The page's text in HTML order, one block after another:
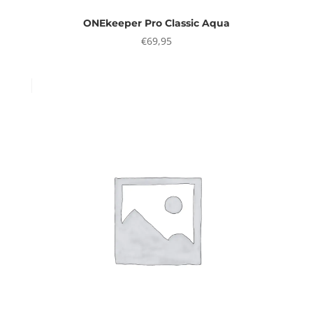
ONEkeeper Pro Classic Aqua
€69,95